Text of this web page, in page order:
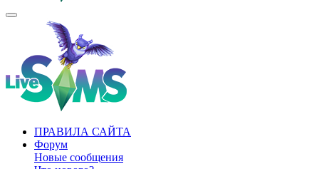
ПРАВИЛА САЙТА
Форум
Новые сообщения